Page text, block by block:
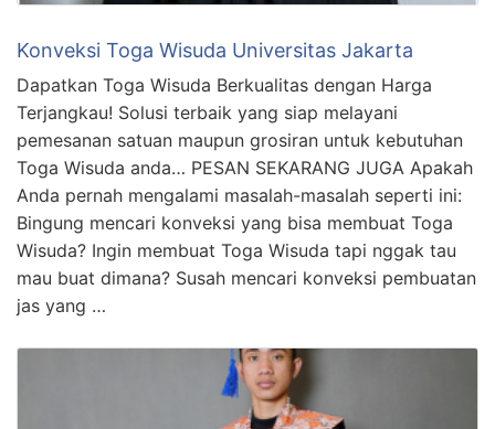
Konveksi Toga Wisuda Universitas Jakarta
Dapatkan Toga Wisuda Berkualitas dengan Harga
Terjangkau! Solusi terbaik yang siap melayani
pemesanan satuan maupun grosiran untuk kebutuhan
Toga Wisuda anda… PESAN SEKARANG JUGA Apakah
Anda pernah mengalami masalah-masalah seperti ini:
Bingung mencari konveksi yang bisa membuat Toga
Wisuda? Ingin membuat Toga Wisuda tapi nggak tau
mau buat dimana? Susah mencari konveksi pembuatan
jas yang …